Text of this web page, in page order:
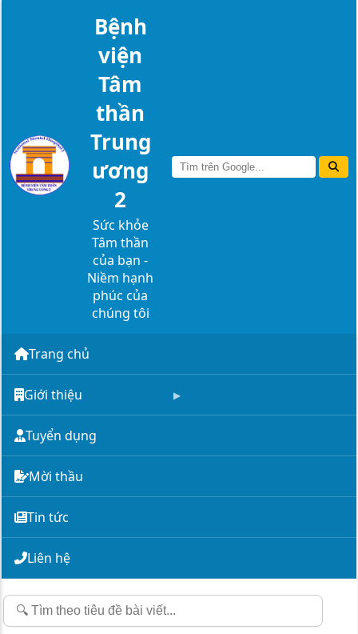
Bệnh
viện
Tâm
thần
Trung
ương
2
Sức khỏe
Tâm thần
của bạn -
Niềm hạnh
phúc của
chúng tôi
Trang chủ
Giới thiệu
Tuyển dụng
Mời thầu
Tin tức
Liên hệ